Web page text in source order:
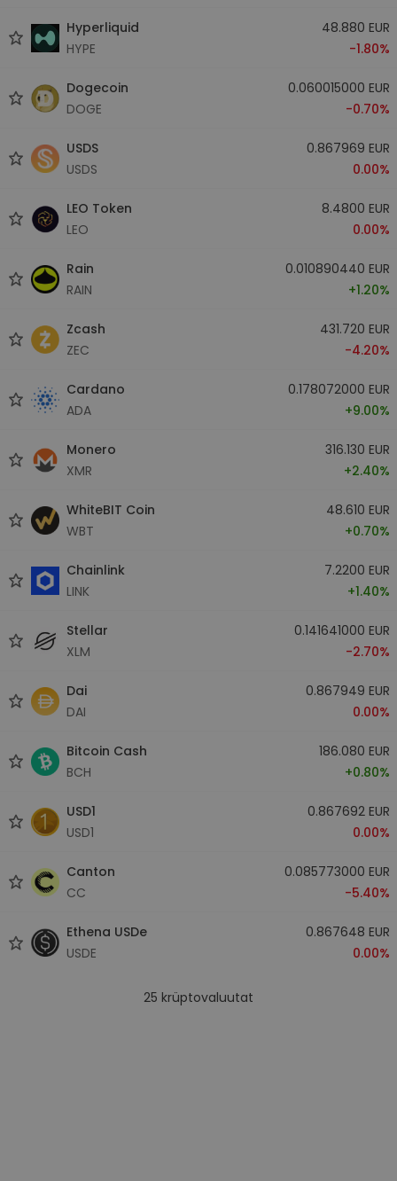
Hyperliquid
HYPE
48.880 EUR
-1.80%
Dogecoin
DOGE
0.060015000 EUR
-0.70%
USDS
USDS
0.867969 EUR
0.00%
LEO Token
LEO
8.4800 EUR
0.00%
Rain
RAIN
0.010890440 EUR
+1.20%
Zcash
ZEC
431.720 EUR
-4.20%
Cardano
ADA
0.178072000 EUR
+9.00%
Monero
XMR
316.130 EUR
+2.40%
WhiteBIT Coin
WBT
48.610 EUR
+0.70%
Chainlink
LINK
7.2200 EUR
+1.40%
Stellar
XLM
0.141641000 EUR
-2.70%
Dai
DAI
0.867949 EUR
0.00%
Bitcoin Cash
BCH
186.080 EUR
+0.80%
USD1
USD1
0.867692 EUR
0.00%
Canton
CC
0.085773000 EUR
-5.40%
Ethena USDe
USDE
0.867648 EUR
0.00%
25 krüptovaluutat